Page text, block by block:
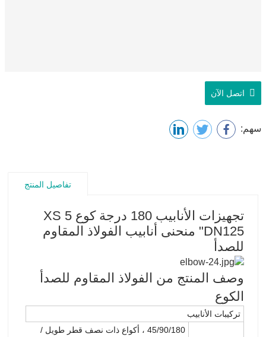
اتصل الآن
سهم:
تفاصيل المنتج
تجهيزات الأنابيب 180 درجة كوع XS 5
"DN125 منحنى أنابيب الفولاذ المقاوم
للصدأ
وصف المنتج من الفولاذ المقاوم للصدأ
الكوع
تركيبات الأنابيب
45/90/180 ، أكواع ذات نصف قطر طويل /